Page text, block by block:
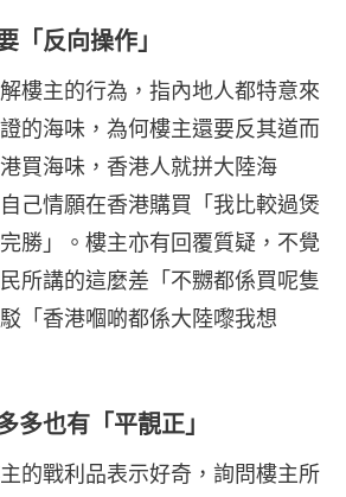
「反向操作」
樓主的行為，指內地人都特意來
的海味，為何樓主還要反其道而
買海味，香港人就拼大陸海
己情願在香港購買「我比較過煲
勝」。樓主亦有回覆質疑，不覺
所講的這麼差「不嬲都係買呢隻
「香港嗰啲都係大陸嚟我想
多也有「平靚正」
的戰利品表示好奇，詢問樓主所